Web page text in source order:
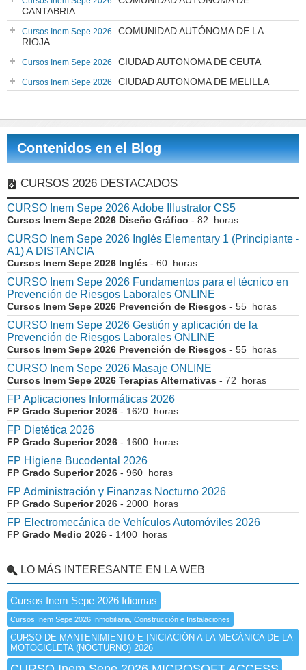
CANTABRIA
Cursos Inem Sepe 2026
COMUNIDAD AUTÓNOMA DE LA
RIOJA
Cursos Inem Sepe 2026 CIUDAD AUTONOMA DE CEUTA
Cursos Inem Sepe 2026 CIUDAD AUTONOMA DE MELILLA
Contenidos en el Blog
CURSOS 2026 DESTACADOS
CURSO Inem Sepe 2026 Adobe Illustrator CS5
Cursos Inem Sepe 2026 Diseño Gráfico - 82 horas
CURSO Inem Sepe 2026 Inglés Elementary 1 (Principiante -
A1) A DISTANCIA
Cursos Inem Sepe 2026 Inglés - 60 horas
CURSO Inem Sepe 2026 Fundamentos para el técnico en
Prevención de Riesgos Laborales ONLINE
Cursos Inem Sepe 2026 Prevención de Riesgos - 55 horas
CURSO Inem Sepe 2026 Gestión y aplicación de la
Prevención de Riesgos Laborales ONLINE
Cursos Inem Sepe 2026 Prevención de Riesgos - 55 horas
CURSO Inem Sepe 2026 Masaje ONLINE
Cursos Inem Sepe 2026 Terapias Alternativas - 72 horas
FP Aplicaciones Informáticas 2026
FP Grado Superior 2026 - 1620 horas
FP Dietética 2026
FP Grado Superior 2026 - 1600 horas
FP Higiene Bucodental 2026
FP Grado Superior 2026 - 960 horas
FP Administración y Finanzas Nocturno 2026
FP Grado Superior 2026 - 2000 horas
FP Electromecánica de Vehículos Automóviles 2026
FP Grado Medio 2026 - 1400 horas
LO MÁS INTERESANTE EN LA WEB
Cursos Inem Sepe 2026 Idiomas
Cursos Inem Sepe 2026 Inmobiliaria, Construcción e Instalaciones
CURSO DE MANTENIMIENTO E INICIACIÓN A LA MECÁNICA DE LA
MOTOCICLETA (NOCTURNO) 2026